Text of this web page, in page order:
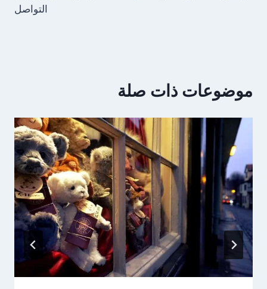
التواصل
موضوعات ذات صلة